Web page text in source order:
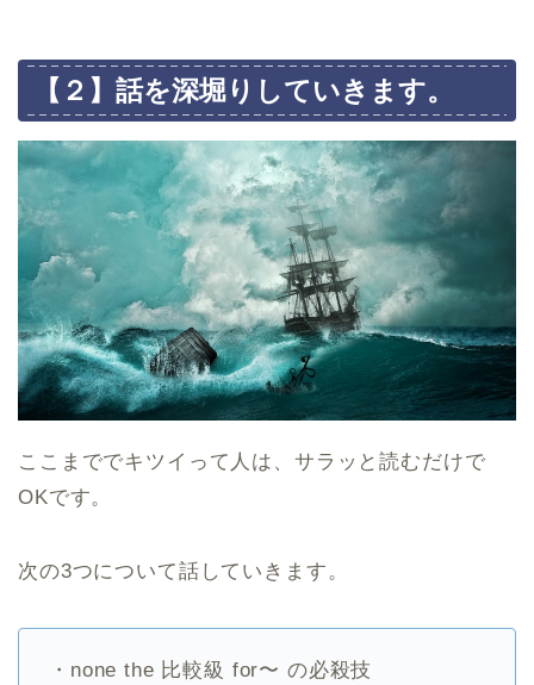
【２】話を深堀りしていきます。
ここまででキツイって人は、サラッと読むだけで
OKです。
次の3つについて話していきます。
・none the 比較級 for〜 の必殺技